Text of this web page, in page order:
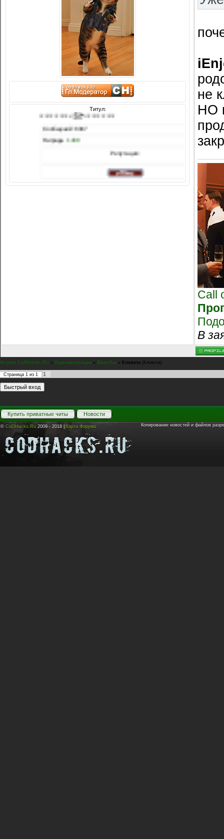
Титул:
Сообщений: 6387
1488
не
НО
Call
В
Форум CoDHacks.Ru » Администрация » Жалобы » Клевета (Клевета)
Страница 1 из 1 1
Купить приватные читы Новости
© CoDHacks.Ru 2009 - 2018 | Карта Форума Копирование новостей и файлов